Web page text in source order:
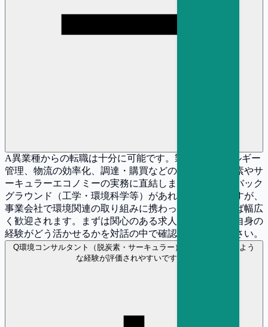
A異業種からの転職は十分に可能です。製造業のエネルギー
管理、物流の効率化、調達・購買などの経験は、脱炭素やサ
ーキュラーエコノミーの実務に直結します。技術的なバック
グラウンド（工学・環境科学等）があればなお有利ですが、
事業会社で環境関連の取り組みに携わった経験があれば幅広
く歓迎されます。まずは関心のある求人に応募し、ご自身の
経験がどう活かせるかを対話の中で確認してみてください。
Q環境コンサルタント（脱炭素・サーキュラー） の選考ではどのよう
な経験が評価されやすいですか？